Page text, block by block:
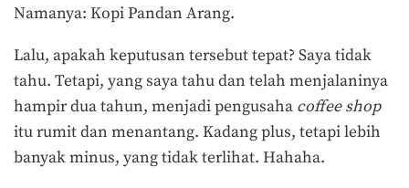
Namanya: Kopi Pandan Arang.
Lalu, apakah keputusan tersebut tepat? Saya tidak
tahu. Tetapi, yang saya tahu dan telah menjalaninya
hampir dua tahun, menjadi pengusaha coffee shop
itu rumit dan menantang. Kadang plus, tetapi lebih
banyak minus, yang tidak terlihat. Hahaha.